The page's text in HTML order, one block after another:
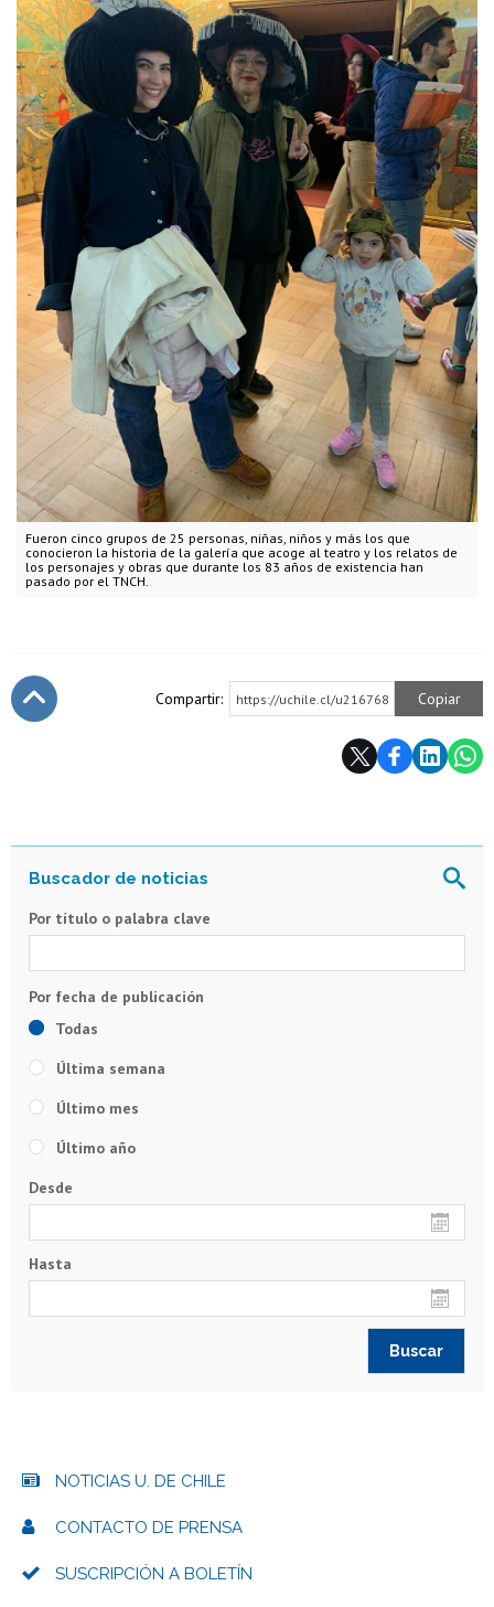
Fueron cinco grupos de 25 personas, niñas, niños y más los que
conocieron la historia de la galería que acoge al teatro y los relatos de
los personajes y obras que durante los 83 años de existencia han
pasado por el TNCH.
Compartir: https://uchile.cl/u216768 Copiar
Por título o palabra clave
Todas
Última semana
Último mes
Último año
Desde
Hasta
NOTICIAS U. DE CHILE
CONTACTO DE PRENSA
SUSCRIPCIÓN A BOLETÍN